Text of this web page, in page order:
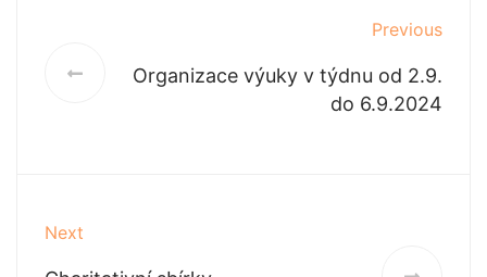
Previous
Organizace výuky v týdnu od 2.9.
do 6.9.2024
Next